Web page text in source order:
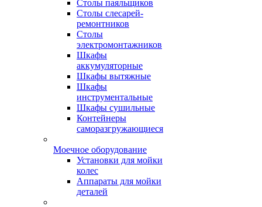
Столы паяльщиков
Столы слесарей-
ремонтников
Столы
электромонтажников
Шкафы
аккумуляторные
Шкафы вытяжные
Шкафы
инструментальные
Шкафы сушильные
Контейнеры
саморазгружающиеся
Моечное оборудование
Установки для мойки
колес
Аппараты для мойки
деталей